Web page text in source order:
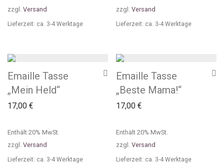
zzgl. Versand
Lieferzeit: ca. 3-4 Werktage
zzgl. Versand
Lieferzeit: ca. 3-4 Werktage
Emaille Tasse
„Mein Held“
17,00 €
Enthält 20% MwSt.
zzgl. Versand
Lieferzeit: ca. 3-4 Werktage
Emaille Tasse
„Beste Mama!“
17,00 €
Enthält 20% MwSt.
zzgl. Versand
Lieferzeit: ca. 3-4 Werktage